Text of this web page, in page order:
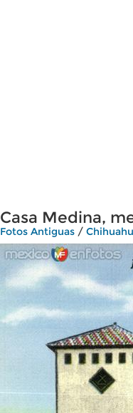
Casa Medina,
Fotos Antiguas /